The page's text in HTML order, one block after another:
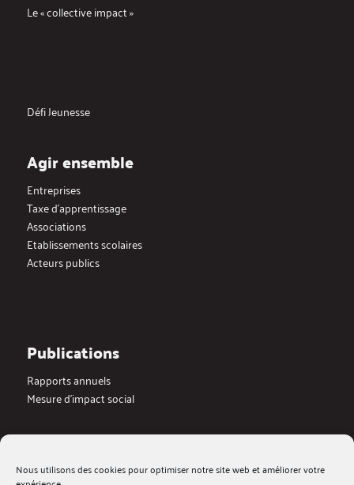
Nous utilisons des cookies pour optimiser notre site web et améliorer votre
Le « collective impact »
Défi Jeunesse
Agir ensemble
Entreprises
Taxe d’apprentissage
Associations
Etablissements scolaires
Acteurs publics
Publications
Rapports annuels
Mesure d’impact social
Dernières actualités